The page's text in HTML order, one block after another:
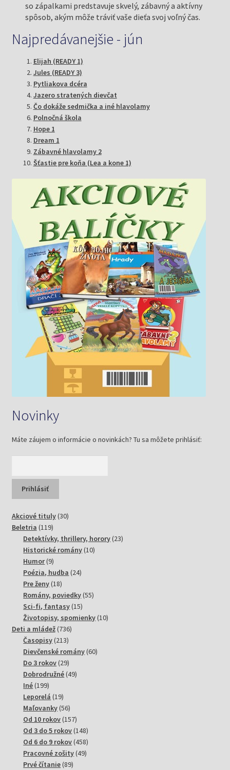
so zápalkami predstavuje skvelý, zábavný a aktívny
spôsob, akým môže tráviť vaše dieťa svoj voľný čas.
Najpredávanejšie - jún
Elijah (READY 1)
Jules (READY 3)
Pytliakova dcéra
Jazero stratených dievčat
Čo dokáže sedmička a iné hlavolamy
Polnočná škola
Hope 1
Dream 1
Zábavné hlavolamy 2
Šťastie pre koňa (Lea a kone 1)
Novinky
Máte záujem o informácie o novinkách? Tu sa môžete prihlásiť:
Akciové tituly 3030
Beletria 119119
produktov
Detektívky, thrillery, horory 2323
Historické romány 1010
Humor 99
produktov
Poézia, hudba 2424
Pre ženy 1818
produktov
Romány, poviedky 5555
Sci-fi, fantasy 1515
produktov
Životopisy, spomienky 1010
Deti a mládež 736736
Časopisy 213213
produktov
Dievčenské romány 6060
Do 3 rokov 2929
produktov
Dobrodružné 4949
Iné 199199
produktov
Leporelá 1919
produktov
Maľovanky 5656
produktov
Od 10 rokov 157157
produktov
Od 3 do 5 rokov 148148
produktov
Od 6 do 9 rokov 458458
produktov
Pracovné zošity 4949
Prvé čítanie 8989